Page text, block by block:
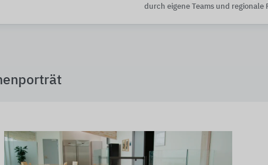
durch eigene Teams und regionale